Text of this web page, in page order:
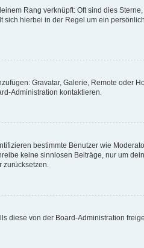
Rang verknüpft: Oft sind dies
hierbei in der Regel um ein
Gravatar, Galerie, Remote oder
Administration kontaktieren.
bestimmte Benutzer wie
keine sinnlosen Beiträge, nur um
diese von der Board-Administration